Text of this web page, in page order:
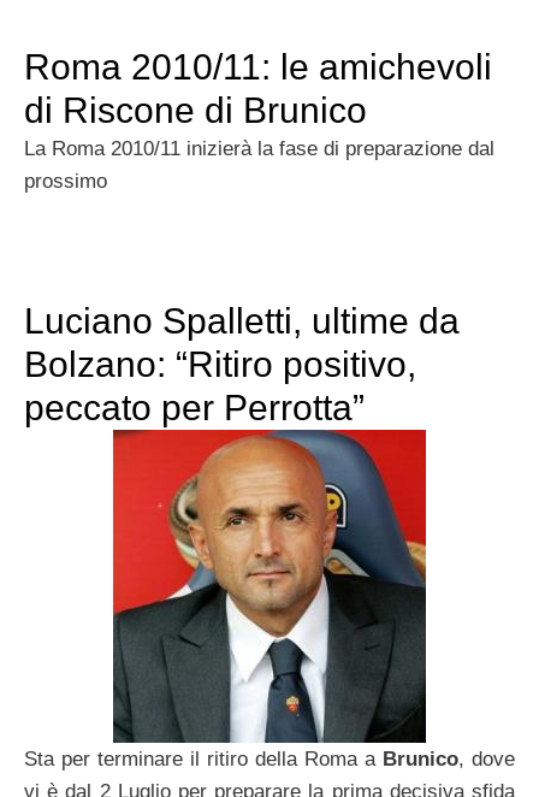
Roma 2010/11: le amichevoli
di Riscone di Brunico
La Roma 2010/11 inizierà la fase di preparazione dal
prossimo
Luciano Spalletti, ultime da
Bolzano: “Ritiro positivo,
peccato per Perrotta”
Sta per terminare il ritiro della Roma a Brunico, dove
vi è dal 2 Luglio per preparare la prima decisiva sfida